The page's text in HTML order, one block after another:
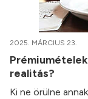
2025. MÁRCIUS 23.
realitás?
Ki ne örülne